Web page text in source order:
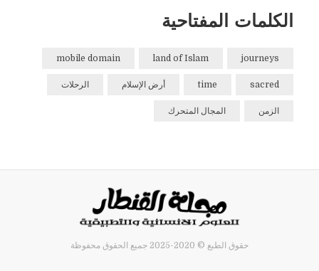
الكلمات المفتاحية
journeys
land of Islam
mobile domain
sacred
time أرض الإسلام الرحلات
الزمن المجال المتحرك
حقوق الطبع © 2020-2025 جميع الحقوق محفوظة